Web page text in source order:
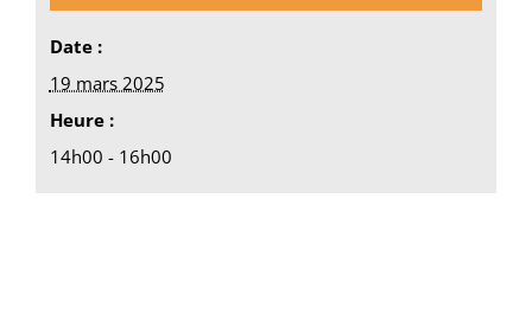
Date :
19 mars 2025
Heure :
14h00 - 16h00